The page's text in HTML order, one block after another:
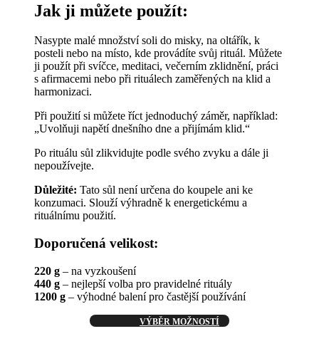
Jak ji můžete použít:
Nasypte malé množství soli do misky, na oltářík, k
posteli nebo na místo, kde provádíte svůj rituál. Můžete
ji použít při svíčce, meditaci, večerním zklidnění, práci
s afirmacemi nebo při rituálech zaměřených na klid a
harmonizaci.
Při použití si můžete říct jednoduchý záměr, například:
„Uvolňuji napětí dnešního dne a přijímám klid.“
Po rituálu sůl zlikvidujte podle svého zvyku a dále ji
nepoužívejte.
Důležité: Tato sůl není určena do koupele ani ke
konzumaci. Slouží výhradně k energetickému a
rituálnímu použití.
Doporučená velikost:
220 g – na vyzkoušení
440 g – nejlepší volba pro pravidelné rituály
1200 g – výhodné balení pro častější používání
VÝBĚR MOŽNOSTÍ
Tento